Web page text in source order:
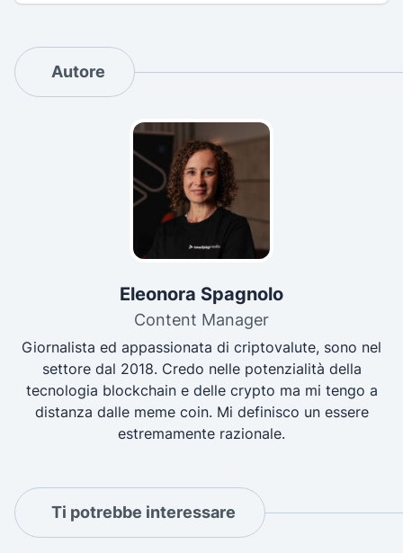
Autore
Eleonora Spagnolo
Content Manager
Giornalista ed appassionata di criptovalute, sono nel
settore dal 2018. Credo nelle potenzialità della
tecnologia blockchain e delle crypto ma mi tengo a
distanza dalle meme coin. Mi definisco un essere
estremamente razionale.
Ti potrebbe interessare